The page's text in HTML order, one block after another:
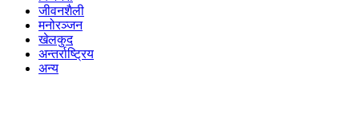
जीवनशैली
मनोरञ्जन
खेलकुद
अन्तर्राष्ट्रिय
अन्य